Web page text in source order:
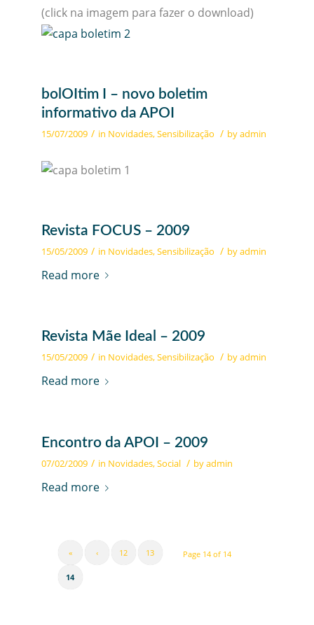
(click na imagem para fazer o download)
bolOItim I – novo boletim
informativo da APOI
15/07/2009 / in Novidades,Sensibilização / byadmin
Revista FOCUS – 2009
15/05/2009 / in Novidades,Sensibilização / byadmin
Read more
Revista Mãe Ideal – 2009
15/05/2009 / in Novidades,Sensibilização / byadmin
Read more
Encontro da APOI – 2009
07/02/2009 / in Novidades,Social / byadmin
Read more
Page 14 of 14
« ‹ 12 13
14